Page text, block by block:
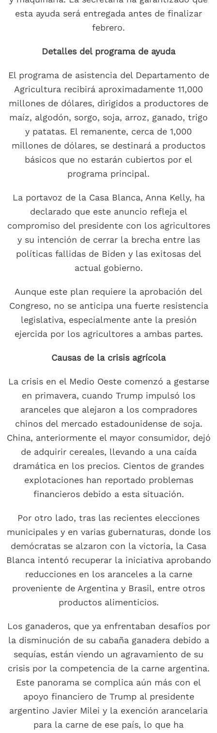
esta ayuda será entregada antes de finalizar
febrero.
Detalles del programa de ayuda
El programa de asistencia del Departamento de
Agricultura recibirá aproximadamente 11,000
millones de dólares, dirigidos a productores de
maíz, algodón, sorgo, soja, arroz, ganado, trigo
y patatas. El remanente, cerca de 1,000
millones de dólares, se destinará a productos
básicos que no estarán cubiertos por el
programa principal.
La portavoz de la Casa Blanca, Anna Kelly, ha
declarado que este anuncio refleja el
compromiso del presidente con los agricultores
y su intención de cerrar la brecha entre las
políticas fallidas de Biden y las exitosas del
actual gobierno.
Aunque este plan requiere la aprobación del
Congreso, no se anticipa una fuerte resistencia
legislativa, especialmente ante la presión
ejercida por los agricultores a ambas partes.
Causas de la crisis agrícola
La crisis en el Medio Oeste comenzó a gestarse
en primavera, cuando Trump impulsó los
aranceles que alejaron a los compradores
chinos del mercado estadounidense de soja.
China, anteriormente el mayor consumidor, dejó
de adquirir cereales, llevando a una caída
dramática en los precios. Cientos de grandes
explotaciones han reportado problemas
financieros debido a esta situación.
Por otro lado, tras las recientes elecciones
municipales y en varias gubernaturas, donde los
demócratas se alzaron con la victoria, la Casa
Blanca intentó recuperar la iniciativa aprobando
reducciones en los aranceles a la carne
proveniente de Argentina y Brasil, entre otros
productos alimenticios.
Los ganaderos, que ya enfrentaban desafíos por
la disminución de su cabaña ganadera debido a
sequías, están viendo un agravamiento de su
crisis por la competencia de la carne argentina.
Este panorama se complica aún más con el
apoyo financiero de Trump al presidente
argentino Javier Milei y la exención arancelaria
para la carne de ese país, lo que ha